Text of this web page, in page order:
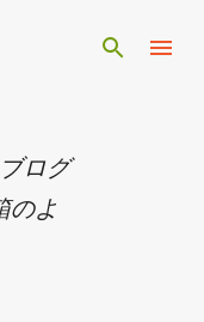
ンツに移動
ログ
のよ